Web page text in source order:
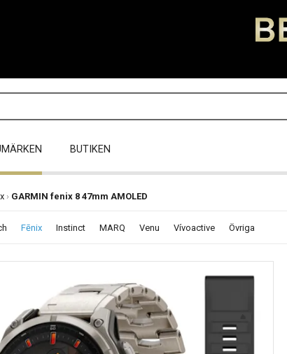
BUTIKEN
› GARMIN fenix 8 47mm AMOLED
Fēnix Instinct MARQ Venu Vívoactive Övriga